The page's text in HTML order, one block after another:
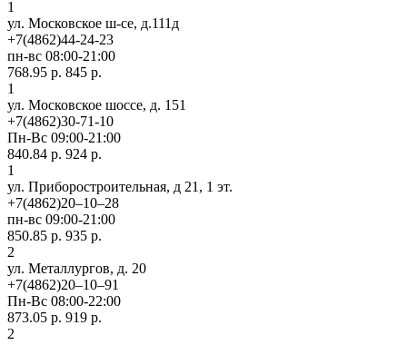
1
ул. Московское ш-се, д.111д
+7(4862)44-24-23
пн-вс 08:00-21:00
768.95 р. 845 р.
1
ул. Московское шоссе, д. 151
+7(4862)30-71-10
Пн-Вс 09:00-21:00
840.84 р. 924 р.
1
ул. Приборостроительная, д 21, 1 эт.
+7(4862)20‒10‒28
пн-вс 09:00-21:00
850.85 р. 935 р.
2
ул. ​Металлургов, д. 20
+7(4862)20‒10‒91
Пн-Вс 08:00-22:00
873.05 р. 919 р.
2